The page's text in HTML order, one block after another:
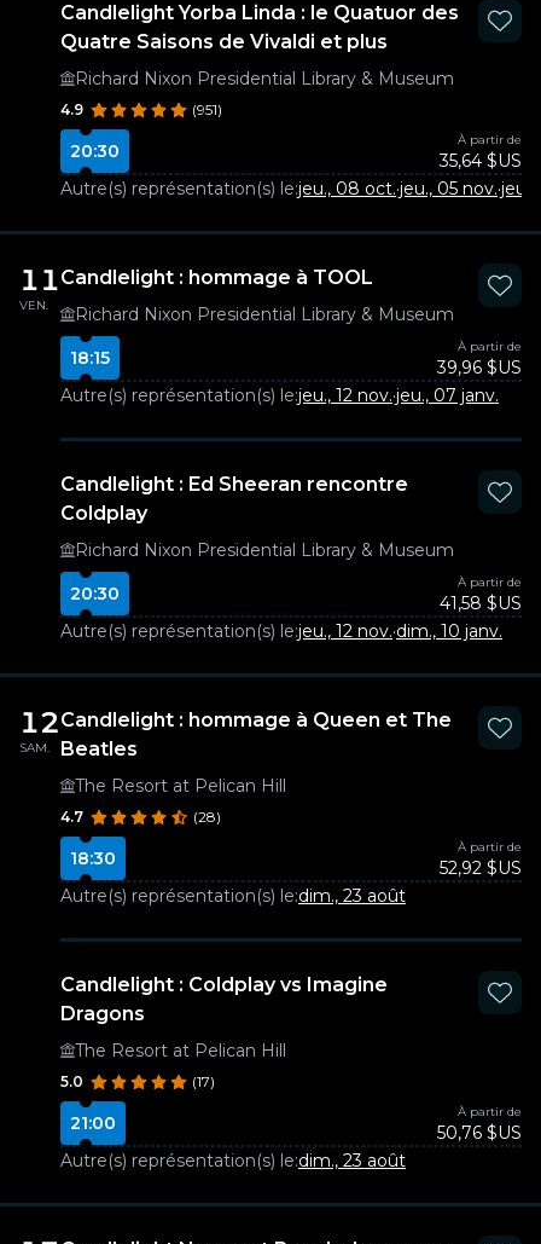
Candlelight Yorba Linda : le Quatuor des
Quatre Saisons de Vivaldi et plus
Richard Nixon Presidential Library & Museum
4.9 (951)
20:30
À partir de
35,64 $US
Autre(s) représentation(s) le:jeu., 08 oct.·jeu., 05 nov.·jeu.,
11
VEN.
Candlelight : hommage à TOOL
Richard Nixon Presidential Library & Museum
18:15
À partir de
39,96 $US
Autre(s) représentation(s) le:jeu., 12 nov.·jeu., 07 janv.
Candlelight : Ed Sheeran rencontre
Coldplay
Richard Nixon Presidential Library & Museum
20:30
À partir de
41,58 $US
Autre(s) représentation(s) le:jeu., 12 nov.·dim., 10 janv.
12
SAM.
Candlelight : hommage à Queen et The
Beatles
The Resort at Pelican Hill
4.7 (28)
18:30
À partir de
52,92 $US
Autre(s) représentation(s) le:dim., 23 août
Candlelight : Coldplay vs Imagine
Dragons
The Resort at Pelican Hill
5.0 (17)
21:00
À partir de
50,76 $US
Autre(s) représentation(s) le:dim., 23 août